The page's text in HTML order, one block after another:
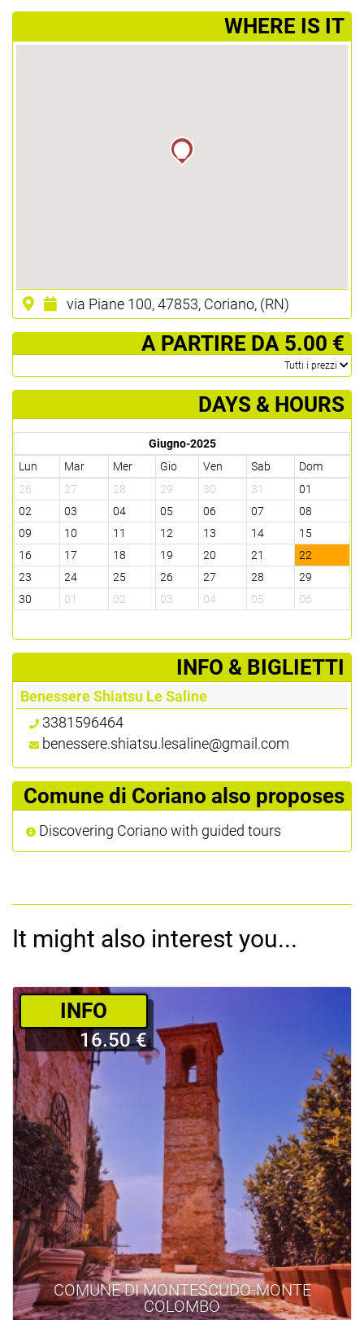
­WHERE IS IT
via Piane 100, 47853, Coriano, (RN)
­ A PARTIRE DA 5.00 €
­Tutti i prezzi
DAYS & HOURS
Giugno-2025
Lun
Mar Mer Gio Ven Sab
Dom
26
27 28 29 30 31
01
02
03 04 05 06 07
08
09
10 11 12 13 14
15
16
17 18 19 20 21
22
23
24 25 26 27 28
29
30
01 02 03 04 05 06
­INFO & BIGLIETTI
Benessere Shiatsu Le Saline
3381596464
benessere.shiatsu.lesaline@gmail.com
Comune di Coriano also proposes
Discovering Coriano with guided tours
It might also interest you...
COMUNE DI MONTESCUDO-MONTE
COLOMBO
­INFO
16.50 €